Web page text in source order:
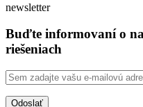
newsletter
Buďte informovaní o
riešeniach